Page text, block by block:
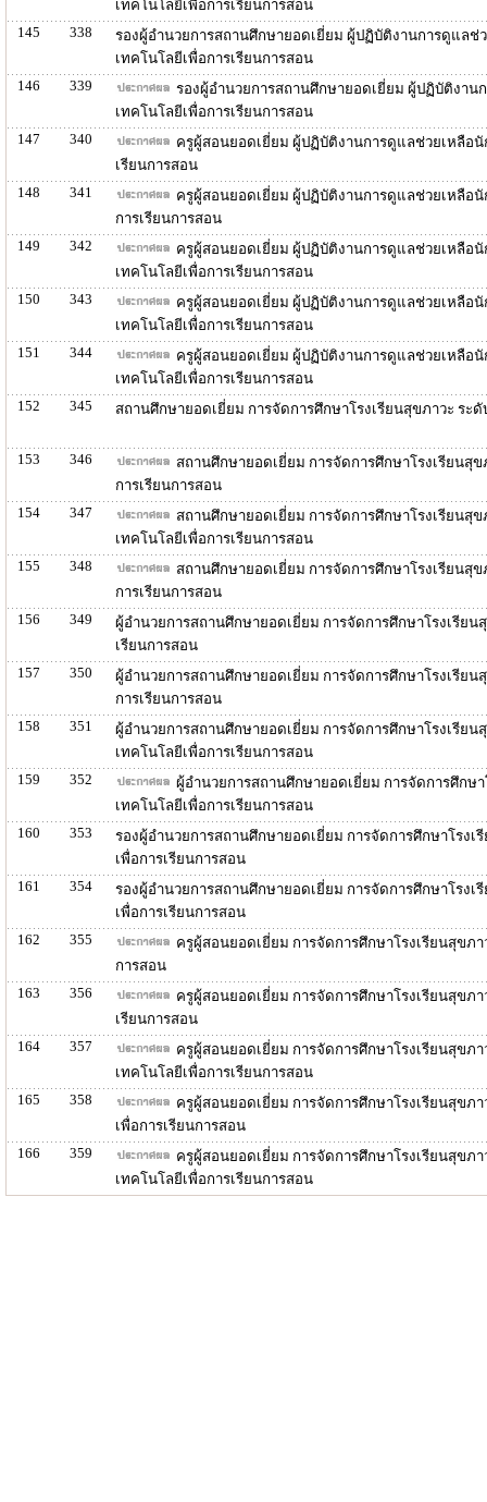
เทคโนโลยีเพื่อการเรียนการสอน
145
338
รองผู้อำนวยการสถานศึกษายอดเยี่ยม ผู้ปฏิบัติงานการดูแล
เทคโนโลยีเพื่อการเรียนการสอน
146
339
รองผู้อำนวยการสถานศึกษายอดเยี่ยม ผู้ปฏิบัติงา
เทคโนโลยีเพื่อการเรียนการสอน
147
340
ครูผู้สอนยอดเยี่ยม ผู้ปฏิบัติงานการดูแลช่วยเหลือ
เรียนการสอน
148
341
ครูผู้สอนยอดเยี่ยม ผู้ปฏิบัติงานการดูแลช่วยเหลือ
การเรียนการสอน
149
342
ครูผู้สอนยอดเยี่ยม ผู้ปฏิบัติงานการดูแลช่วยเหลือ
เทคโนโลยีเพื่อการเรียนการสอน
150
343
ครูผู้สอนยอดเยี่ยม ผู้ปฏิบัติงานการดูแลช่วยเหลือ
เทคโนโลยีเพื่อการเรียนการสอน
151
344
ครูผู้สอนยอดเยี่ยม ผู้ปฏิบัติงานการดูแลช่วยเหลือ
เทคโนโลยีเพื่อการเรียนการสอน
152
345 สถานศึกษายอดเยี่ยม การจัดการศึกษาโรงเรียนสุขภาวะ ร
153 346
สถานศึกษายอดเยี่ยม การจัดการศึกษาโรงเรียนสุ
การเรียนการสอน
154
347
สถานศึกษายอดเยี่ยม การจัดการศึกษาโรงเรียนสุ
เทคโนโลยีเพื่อการเรียนการสอน
155
348
สถานศึกษายอดเยี่ยม การจัดการศึกษาโรงเรียน
การเรียนการสอน
156
349
ผู้อำนวยการสถานศึกษายอดเยี่ยม การจัดการศึกษาโรงเรีย
เรียนการสอน
157
350
ผู้อำนวยการสถานศึกษายอดเยี่ยม การจัดการศึกษาโรงเรีย
การเรียนการสอน
158
351
ผู้อำนวยการสถานศึกษายอดเยี่ยม การจัดการศึกษาโรงเรีย
เทคโนโลยีเพื่อการเรียนการสอน
159
352
ผู้อำนวยการสถานศึกษายอดเยี่ยม การจัดการศึกษ
เทคโนโลยีเพื่อการเรียนการสอน
160
353
รองผู้อำนวยการสถานศึกษายอดเยี่ยม การจัดการศึกษาโรง
เพื่อการเรียนการสอน
161
354
รองผู้อำนวยการสถานศึกษายอดเยี่ยม การจัดการศึกษาโรง
เพื่อการเรียนการสอน
162
355
ครูผู้สอนยอดเยี่ยม การจัดการศึกษาโรงเรียนสุขภ
การสอน
163
356
ครูผู้สอนยอดเยี่ยม การจัดการศึกษาโรงเรียนสุขภ
เรียนการสอน
164
357
ครูผู้สอนยอดเยี่ยม การจัดการศึกษาโรงเรียนสุขภ
เทคโนโลยีเพื่อการเรียนการสอน
165
358
ครูผู้สอนยอดเยี่ยม การจัดการศึกษาโรงเรียนสุข
เพื่อการเรียนการสอน
166
359
ครูผู้สอนยอดเยี่ยม การจัดการศึกษาโรงเรียนสุข
เทคโนโลยีเพื่อการเรียนการสอน